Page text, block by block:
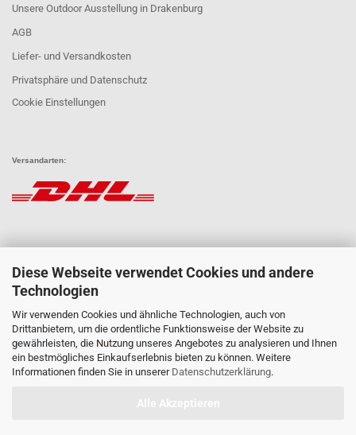
Diese Webseite verwendet Cookies und andere
Technologien
Wir verwenden Cookies und ähnliche Technologien, auch von
Drittanbietern, um die ordentliche Funktionsweise der Website zu
gewährleisten, die Nutzung unseres Angebotes zu analysieren und Ihnen
ein bestmögliches Einkaufserlebnis bieten zu können. Weitere
Informationen finden Sie in unserer Datenschutzerklärung.
Unsere Outdoor Ausstellung in Drakenburg
AGB
Liefer- und Versandkosten
Privatsphäre und Datenschutz
Cookie Einstellungen
Versandarten:
Zahlungsarten: